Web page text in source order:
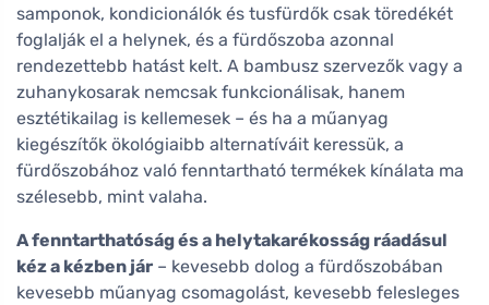
samponok, kondicionálók és tusfürdők csak töredékét
foglalják el a helynek, és a fürdőszoba azonnal
rendezettebb hatást kelt. A bambusz szervezők vagy a
zuhanykosarak nemcsak funkcionálisak, hanem
esztétikailag is kellemesek – és ha a műanyag
kiegészítők ökológiaibb alternatíváit keressük, a
fürdőszobához való fenntartható termékek kínálata ma
szélesebb, mint valaha.
A fenntarthatóság és a helytakarékosság ráadásul
kéz a kézben jár – kevesebb dolog a fürdőszobában
kevesebb műanyag csomagolást, kevesebb felesleges